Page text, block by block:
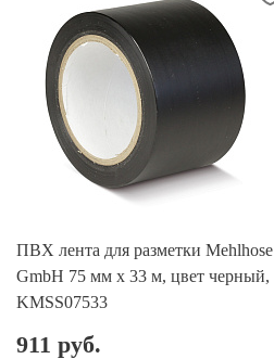
ПВХ лента для разметки Mehlhose
GmbH 75 мм х 33 м, цвет черный,
KMSS07533
911 руб.